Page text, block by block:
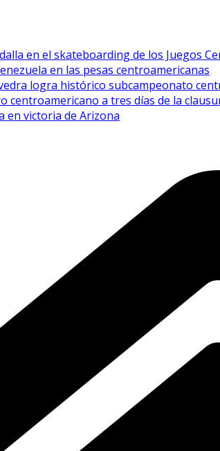
en el skateboarding de los Juegos
en las pesas centroamericanas
logra histórico subcampeonato
centroamericano a tres días de la
en victoria de Arizona